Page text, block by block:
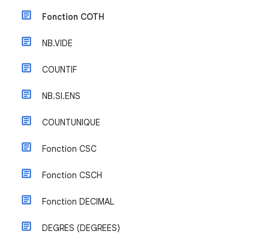
Fonction COTH
NB.VIDE
COUNTIF
NB.SI.ENS
COUNTUNIQUE
Fonction CSC
Fonction CSCH
Fonction DECIMAL
DEGRES (DEGREES)